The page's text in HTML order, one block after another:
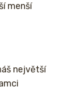
menší
největší